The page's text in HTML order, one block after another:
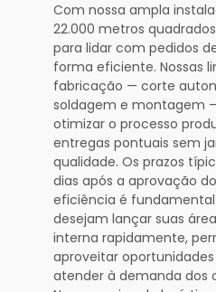
Com nossa ampla
22.000 metros
para lidar com pedidos
forma eficiente. Nossas
fabricação — corte
soldagem e montagem
otimizar o processo
entregas pontuais sem
qualidade. Os prazos
dias após a aprovação
eficiência é
desejam lançar suas
interna rapidamente,
aproveitar
atender à demanda dos